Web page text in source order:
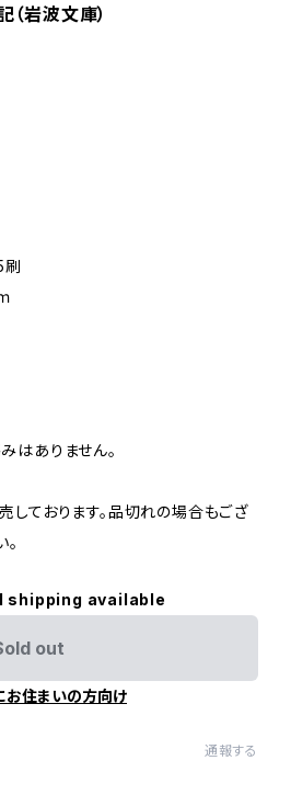
（岩波文庫）
刷
はありません。
ております。品切れの場合もござ
shipping available
out
お住まいの方向け
通報する